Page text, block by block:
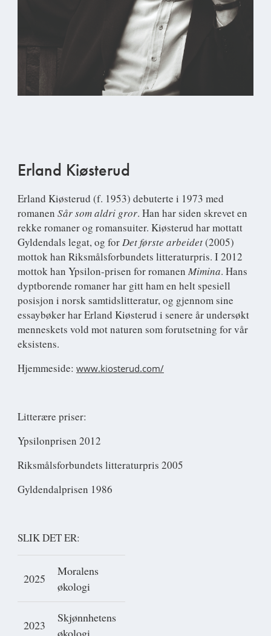
Erland Kiøsterud
Erland Kiøsterud (f. 1953) debuterte i 1973 med
romanen Sår som aldri gror. Han har siden skrevet en
rekke romaner og romansuiter. Kiøsterud har mottatt
Gyldendals legat, og forDet første arbeidet(2005)
mottok han Riksmålsforbundets litteraturpris. I 2012
mottok han Ypsilon-prisen for romanen Mimina. Hans
dyptborende romaner har gitt ham en helt spesiell
posisjon i norsk samtidslitteratur, og gjennom sine
essaybøker har Erland Kiøsterud i senere år undersøkt
menneskets vold mot naturen som forutsetning for vår
eksistens.
Hjemmeside: www.kiosterud.com/
Litterære priser:
Ypsilonprisen 2012
Riksmålsforbundets litteraturpris 2005
Gyldendalprisen 1986
SLIK DET ER:
2025
Moralens
økologi
2023
Skjønnhetens
økologi